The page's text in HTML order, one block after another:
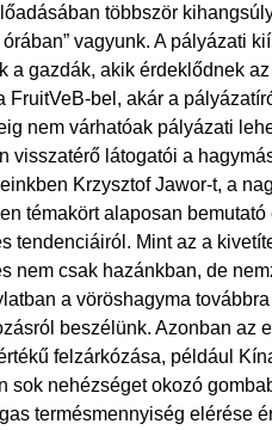
többször
vagyunk. A pályázati
a gazdák, akik érdeklődnek
FruitVeB-bel, akár a
nem várhatóak pályázati
visszatérő látogatói a
Krzysztof Jawor-t, a
témakört alaposan
tendenciáiról. Mint az a
nem csak hazánkban, de
a vöröshagyma
beszélünk. Azonban az
felzárkózása, például
sok nehézséget okozó
termésmennyiség elérése